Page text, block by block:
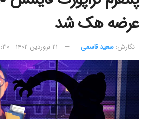
عرضه هک شد
نگارش:‌ سعید قاسمی ۲۱ فروردین ۱۴۰۲ - ۱۶:۳۰